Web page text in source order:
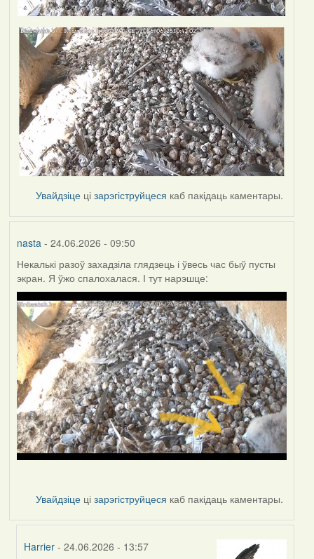
Увайдзіце цізарэгіструйцеся каб пакідаць каментары.
nasta- 24.06.2026 - 09:50
Некалькі разоў захадзіла глядзець і ўвесь час быў пусты
экран. Я ўжо спалохалася. І тут нарэшце:
Увайдзіце цізарэгіструйцеся каб пакідаць каментары.
Harrier - 24.06.2026 - 13:57